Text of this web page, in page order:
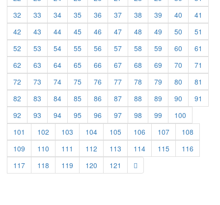
32
33 34 35 36 37 38 39 40
41
42
43 44 45 46 47 48 49 50
51
52
53 54 55 56 57 58 59 60
61
62
63 64 65 66 67 68 69 70
71
72
73 74 75 76 77 78 79 80
81
82
83 84 85 86 87 88 89 90
91
92
93 94 95 96 97 98 99
100
101
102 103 104 105 106 107
108
109
110 111 112 113 114 115
116
117
118 119 120 121